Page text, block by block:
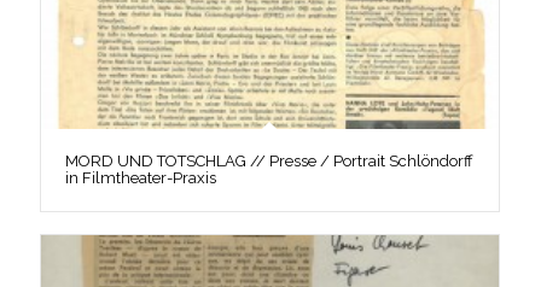
MORD UND TOTSCHLAG // Presse / Portrait Schlöndorff
in Filmtheater-Praxis